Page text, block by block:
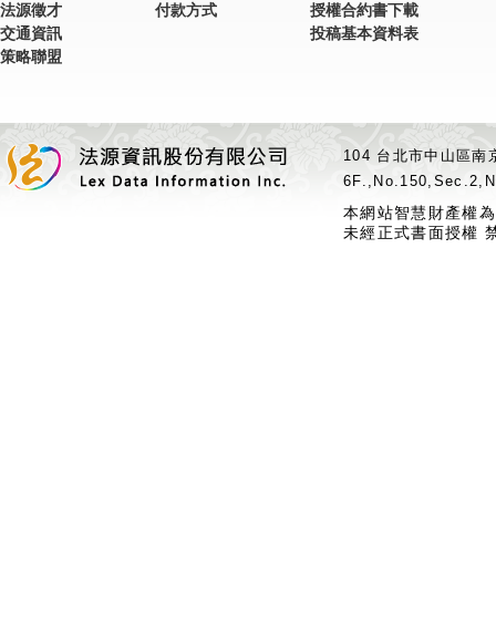
法源徵才
交通資訊
策略聯盟
付款方式
授權合約書下載
投稿基本資料表
104 台北市中山區
本網站智慧財產權
未經正式書面授權